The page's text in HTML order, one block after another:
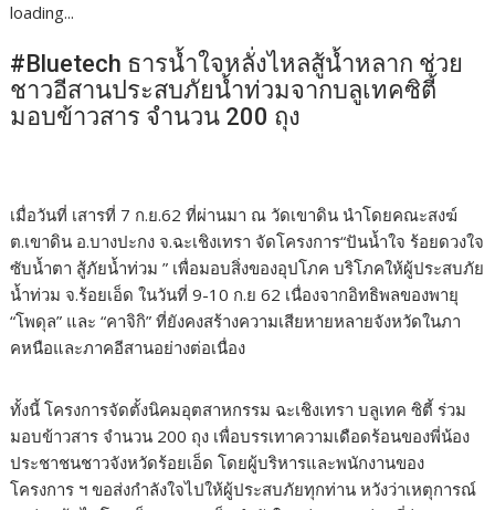
e
b
o
o
er e
dI
n
y
Li
n
e
loading...
#Bluetech ธารน้ำใจหลั่งไหลสู้น้ำหลาก ช่วย
ชาวอีสานประสบภัยน้ำท่วมจากบลูเทคซิตี้
มอบข้าวสาร จำนวน 200 ถุง
เมื่อวันที่ เสารที่ 7 ก.ย.62 ที่ผ่านมา ณ วัดเขาดิน นำโดยคณะสงฆ์
ต.เขาดิน อ.บางปะกง จ.ฉะเชิงเทรา จัดโครงการ“ปันน้ำใจ ร้อยดวงใจ
ซับน้ำตา สู้ภัยน้ำท่วม ” เพื่อมอบสิ่งของอุปโภค บริโภคให้ผู้ประสบภัย
น้ำท่วม จ.ร้อยเอ็ด ในวันที่ 9-10 ก.ย 62 เนื่องจากอิทธิพลของพายุ
“โพดุล” และ “คาจิกิ” ที่ยังคงสร้างความเสียหายหลายจังหวัดในภา
คหนือและภาคอีสานอย่างต่อเนื่อง
ทั้งนี้ โครงการจัดตั้งนิคมอุตสาหกรรม ฉะเชิงเทรา บลูเทค ซิตี้ ร่วม
มอบข้าวสาร จำนวน 200 ถุง เพื่อบรรเทาความเดือดร้อนของพี่น้อง
ประชาชนชาวจังหวัดร้อยเอ็ด โดยผู้บริหารและพนักงานของ
โครงการ ฯ ขอส่งกำลังใจไปให้ผู้ประสบภัยทุกท่าน หวังว่าเหตุการณ์